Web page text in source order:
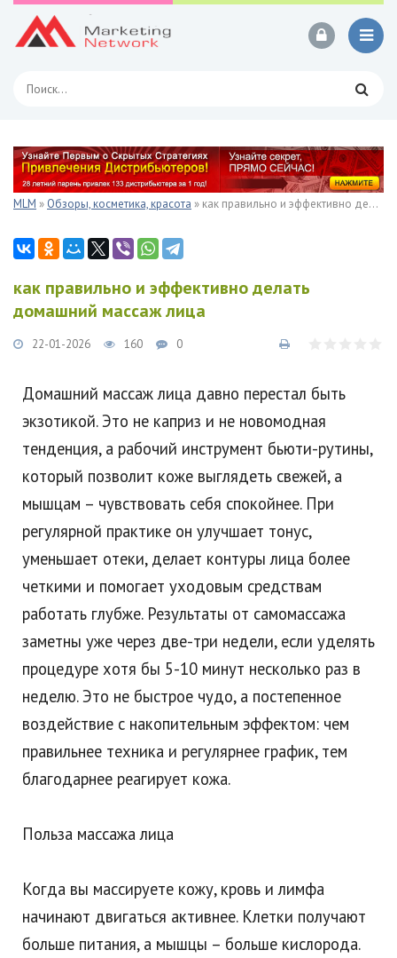
MLM » Обзоры, косметика, красота » как правильно и эффективно делать домашний массаж лица
как правильно и эффективно делать
домашний массаж лица
22-01-2026 160 0
Домашний массаж лица давно перестал быть
экзотикой. Это не каприз и не новомодная
тенденция, а рабочий инструмент бьюти-рутины,
который позволит коже выглядеть свежей, а
мышцам – чувствовать себя спокойнее. При
регулярной практике он улучшает тонус,
уменьшает отеки, делает контуры лица более
четкими и помогает уходовым средствам
работать глубже. Результаты от самомассажа
заметны уже через две-три недели, если уделять
процедуре хотя бы 5-10 минут несколько раз в
неделю. Это не быстрое чудо, а постепенное
воздействие с накопительным эффектом: чем
правильнее техника и регулярнее график, тем
благодарнее реагирует кожа.
Польза массажа лица
Когда вы массируете кожу, кровь и лимфа
начинают двигаться активнее. Клетки получают
больше питания, а мышцы – больше кислорода.